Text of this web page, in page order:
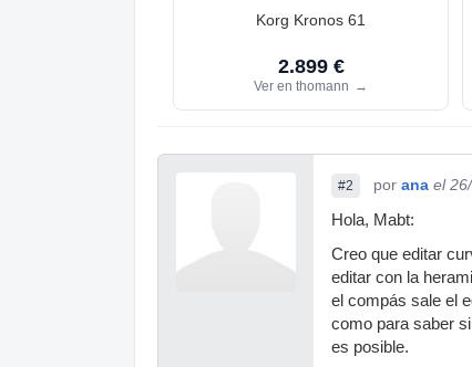
Korg Kronos 61
2.899 €
Ver en thomann →
#2 por ana el
Hola, Mabt:
Creo que editar
editar con la
el compás sale el
como para saber
es posible.